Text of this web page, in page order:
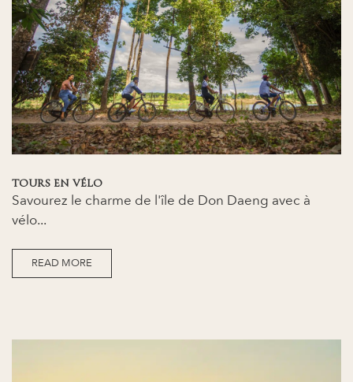
TOURS EN VÉLO
Savourez le charme de l'île de Don Daeng avec à
vélo...
READ MORE